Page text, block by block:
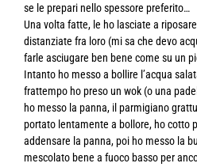
se le prepari nello spessore preferito…
Una volta fatte, le ho lasciate a
distanziate fra loro (mi sa che devo
farle asciugare ben bene come su un
Intanto ho messo a bollire l’acqua
frattempo ho preso un wok (o una
ho messo la panna, il parmigiano
portato lentamente a bollore, ho cotto
addensare la panna, poi ho messo la
mescolato bene a fuoco basso per